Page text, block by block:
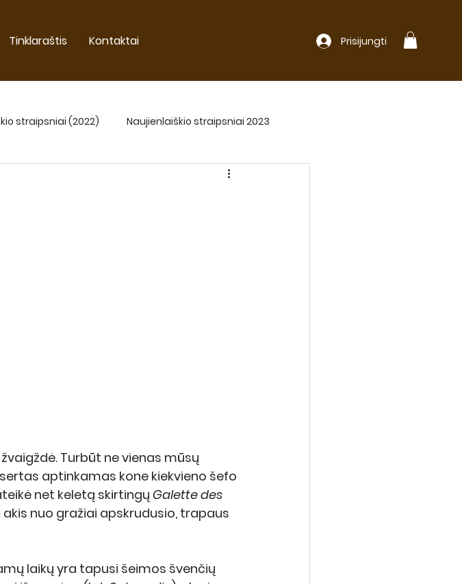
Prisijungti
Tinklaraštis Kontaktai
straipsniai (2022) Naujienlaiškio straipsniai 2023
Turbūt ne vienas mūsų
aptinkamas kone kiekvieno šefo
net keletą skirtingų Galette des
nuo gražiai apskrudusio, trapaus
laikų yra tapusi šeimos švenčių